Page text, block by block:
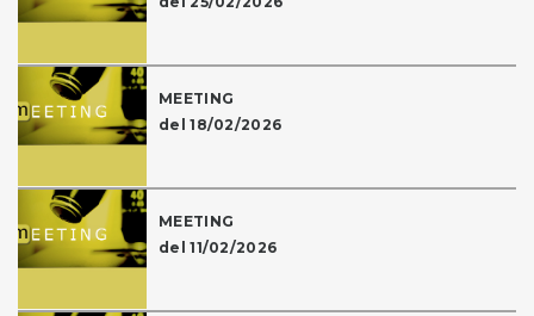
MEETING
del 18/02/2026
MEETING
del 11/02/2026